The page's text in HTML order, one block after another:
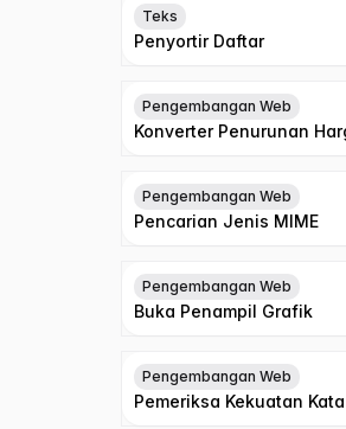
Teks
Penyortir Daftar
Pengembangan Web
Konverter Penurunan
Pengembangan Web
Pencarian Jenis MIME
Pengembangan Web
Buka Penampil Grafik
Pengembangan Web
Pemeriksa Kekuatan